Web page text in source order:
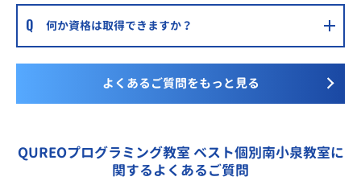
何か資格は取得できますか？
よくあるご質問をもっと見る
QUREOプログラミング教室 ベスト個別南小泉教室に
関するよくあるご質問